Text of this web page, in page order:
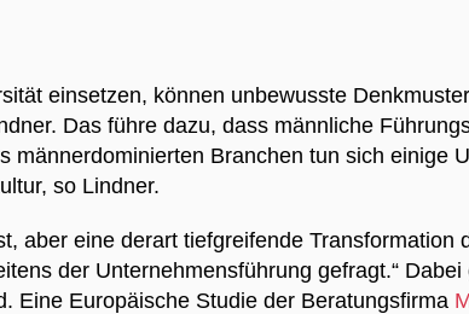
einsetzen, können unbewusste
Das führe dazu, dass männliche
männerdominierten Branchen tun sich einige
so Lindner.
aber eine derart tiefgreifende Transformation
der Unternehmensführung gefragt.“
Eine Europäische Studie der Beratungsfirma